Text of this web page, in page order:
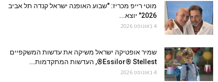
מוטי רייפ מכריז: "שבוע האופנה ישראל קנדה תל אביב
2026" יוצא...
4 באוגוסט 2026
שמיר אופטיקה ישראל משיקה את עדשות המשקפיים
Essilor® Stellest®, העדשות המתקדמות...
4 באוגוסט 2026